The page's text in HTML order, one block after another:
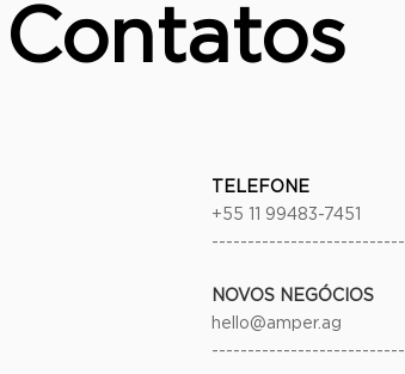
Contatos
TELEFONE
+55 11 99483-7451
---------------------------
NOVOS NEGÓCIOS
hello@amper.ag
---------------------------